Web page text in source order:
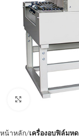
Click to enlarge
หน้าหลัก เครื่องอบฟิล์มหด